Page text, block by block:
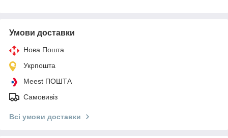
Умови доставки
Нова Пошта
Укрпошта
Meest ПОШТА
Самовивіз
Всі умови доставки